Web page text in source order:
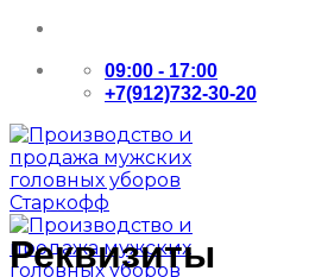
09:00 - 17:00
+7(912)732-30-20
Реквизиты